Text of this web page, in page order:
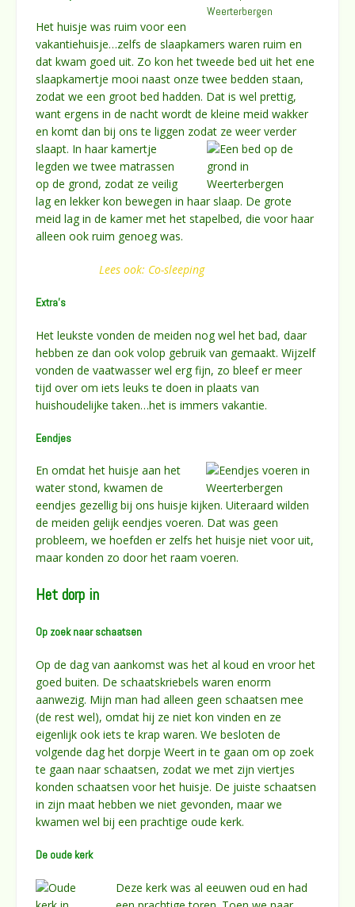
Het huisje was ruim voor een
vakantiehuisje…zelfs de slaapkamers waren ruim en
dat kwam goed uit. Zo kon het tweede bed uit het ene
slaapkamertje mooi naast onze twee bedden staan,
zodat we een groot bed hadden. Dat is wel prettig,
want ergens in de nacht wordt de kleine meid wakker
en komt dan bij ons te liggen zodat ze weer verder
slaapt. In haar kamertje
legden we twee matrassen
op de grond, zodat ze veilig
lag en lekker kon bewegen in haar slaap. De grote
meid lag in de kamer met het stapelbed, die voor haar
alleen ook ruim genoeg was.
Lees ook: Co-sleeping
Extra’s
Het leukste vonden de meiden nog wel het bad, daar
hebben ze dan ook volop gebruik van gemaakt. Wijzelf
vonden de vaatwasser wel erg fijn, zo bleef er meer
tijd over om iets leuks te doen in plaats van
huishoudelijke taken…het is immers vakantie.
Eendjes
En omdat het huisje aan het
water stond, kwamen de
eendjes gezellig bij ons huisje kijken. Uiteraard wilden
de meiden gelijk eendjes voeren. Dat was geen
probleem, we hoefden er zelfs het huisje niet voor uit,
maar konden zo door het raam voeren.
Het dorp in
Op zoek naar schaatsen
Op de dag van aankomst was het al koud en vroor het
goed buiten. De schaatskriebels waren enorm
aanwezig. Mijn man had alleen geen schaatsen mee
(de rest wel), omdat hij ze niet kon vinden en ze
eigenlijk ook iets te krap waren. We besloten de
volgende dag het dorpje Weert in te gaan om op zoek
te gaan naar schaatsen, zodat we met zijn viertjes
konden schaatsen voor het huisje. De juiste schaatsen
in zijn maat hebben we niet gevonden, maar we
kwamen wel bij een prachtige oude kerk.
De oude kerk
Deze kerk was al eeuwen oud en had